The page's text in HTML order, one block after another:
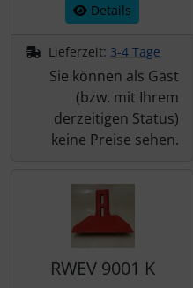
Details
Lieferzeit: 3-4 Tage
Sie können als Gast
(bzw. mit Ihrem
derzeitigen Status)
keine Preise sehen.
RWEV 9001 K